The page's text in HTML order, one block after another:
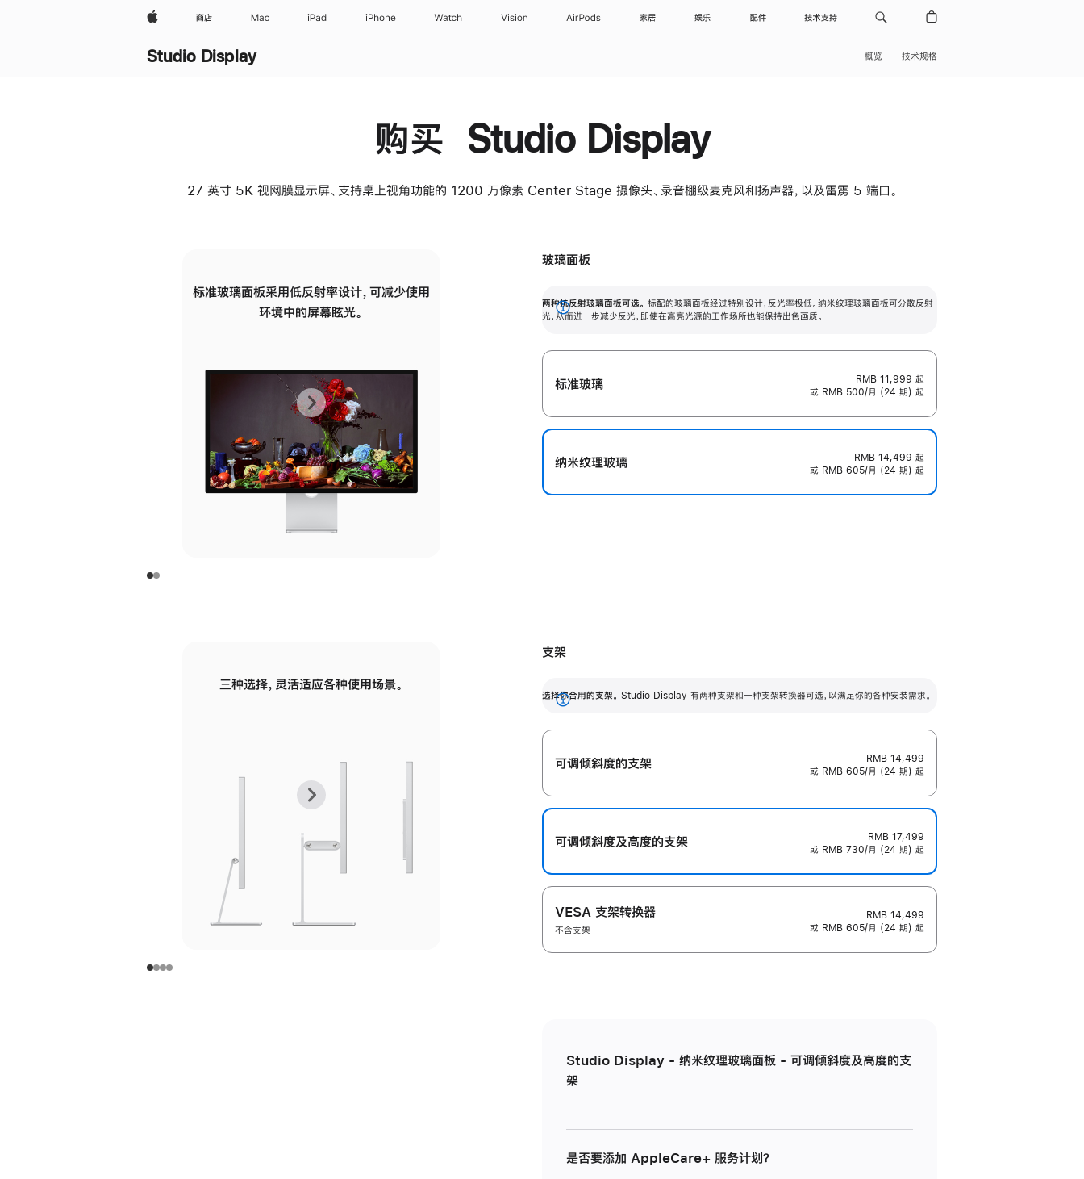
Apple 商店 Mac iPad iPhone Watch Vision AirPods 家居 娱乐 配件 技术支持
Studio Display 概览 技术规格
购买 Studio Display
27 英寸 5K 视网膜显示屏、支持桌上视角功能的 1200 万像素 Center Stage 摄像头、录音棚级麦克风和扬声器，以及雷雳 5 端口。
标准玻璃面板采用低反射率设计，可减少使用
环境中的屏幕眩光。
有高亮光源的场所使用，也能保持出色画质。
上
一
张
图
面
下
一
张
图
面
玻璃面板
两种抗反射玻璃面板可选。 标配的玻璃面板经过特别设计，反光率极低。纳米纹理玻璃面板可分散反射
光，从而进一步减少反光，即使在高亮光源的工作场所也能保持出色画质。
展
标准玻璃 RMB 11,999 起
或 RMB 500/月 (24 期) 起
纳米纹理玻璃 RMB 14,499 起
或 RMB 605/月 (24 期) 起
三种选择，灵活适应各种使用场景。
调节范围。
毫米的高度调节范围。
上
张
下
张
支架
选择你合用的支架。 Studio Display 有两种支架和一种支架转换器可选，以满足你的各种安装需求。
展
开
可调倾斜度的支架
RMB 14,499
或 RMB 605/月 (24 期) 起
可调倾斜度及高‍度的支‍架
RMB 17,499
或 RMB 730/月 (24 期) 起
VESA 支架转换器
不含支架
RMB 14,499
或 RMB 605/月 (24 期) 起
Studio Display - 纳米纹理玻璃面板 - 可调倾斜度及高度的支
架
是否要添加 AppleCare+ 服务计划？